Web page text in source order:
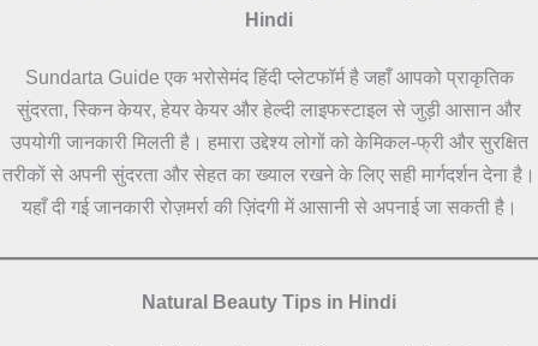
Hindi
Sundarta Guide एक भरोसेमंद हिंदी प्लेटफॉर्म है जहाँ आपको प्राकृतिक
सुंदरता, स्किन केयर, हेयर केयर और हेल्दी लाइफस्टाइल से जुड़ी आसान और
उपयोगी जानकारी मिलती है। हमारा उद्देश्य लोगों को केमिकल-फ्री और सुरक्षित
तरीकों से अपनी सुंदरता और सेहत का ख्याल रखने के लिए सही मार्गदर्शन देना है।
यहाँ दी गई जानकारी रोज़मर्रा की ज़िंदगी में आसानी से अपनाई जा सकती है।
Natural Beauty Tips in Hindi